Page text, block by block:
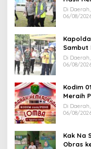
Kendawi
Di
06/08/
Sambut
Di
06/08/
Kodim
Meraih
Di
06/08/
Kak Na
Obras